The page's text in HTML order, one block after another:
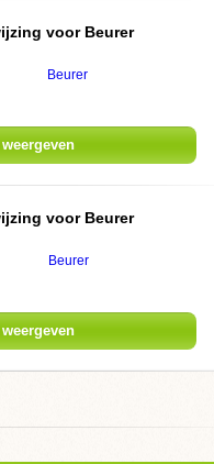
voor Beurer
Beurer
voor Beurer
Beurer